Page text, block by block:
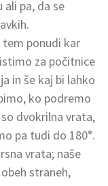
pa, da se
tem ponudi kar
za počitnice
in še kaj bi lahko
ko podremo
dvokrilna vrata,
pa tudi do 180°.
vrata; naše
straneh,